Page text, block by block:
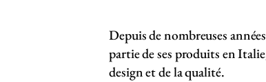
Depuis de nombreuses
partie de ses produits en
design et de la qualité.